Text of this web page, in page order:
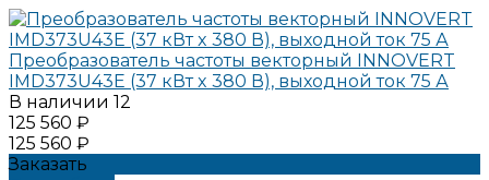
Преобразователь частоты векторный INNOVERT
IMD373U43E (37 кВт x 380 В), выходной ток 75 А
В наличии 12
125 560 ₽
125 560 ₽
Заказать